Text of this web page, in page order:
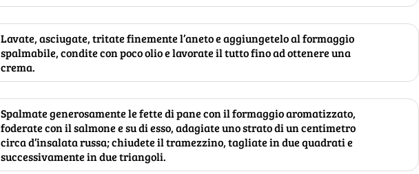
Lavate, asciugate, tritate finemente l’aneto e aggiungetelo al formaggio
spalmabile, condite con poco olio e lavorate il tutto fino ad ottenere una
crema.
Spalmate generosamente le fette di pane con il formaggio aromatizzato,
foderate con il salmone e su di esso, adagiate uno strato di un centimetro
circa d’insalata russa; chiudete il tramezzino, tagliate in due quadrati e
successivamente in due triangoli.